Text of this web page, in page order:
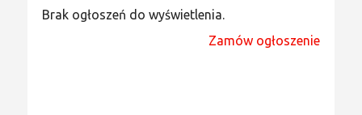
Brak ogłoszeń do wyświetlenia.
Zamów ogłoszenie